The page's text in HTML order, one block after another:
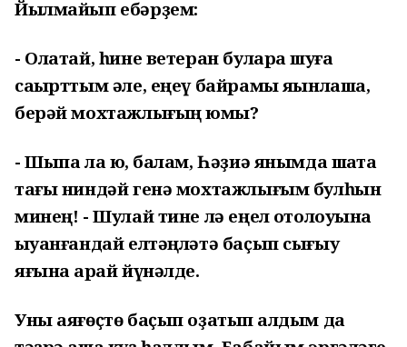
Йылмайып ебәрҙем:
- Олатай, һине ветеран булараҡ шуға
саҡырттым әле, еңеү байрамы яҡынлаша,
берәй мохтажлығың юҡмы?
- Шыпа ла юҡ, балам, Һәҙиә янымда шаҡта
тағы ниндәй генә мохтажлығым булһын
минең! - Шулай тине лә еңел ҡотолоуына
ҡыуанғандай елтәңләтә баҫып сығыу
яғына ҡарай йүнәлде.
Уны аяғөҫтө баҫып оҙатып ҡалдым да